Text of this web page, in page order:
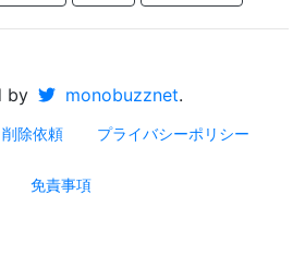
by monobuzznet.
除依頼 プライバシーポリシー
免責事項